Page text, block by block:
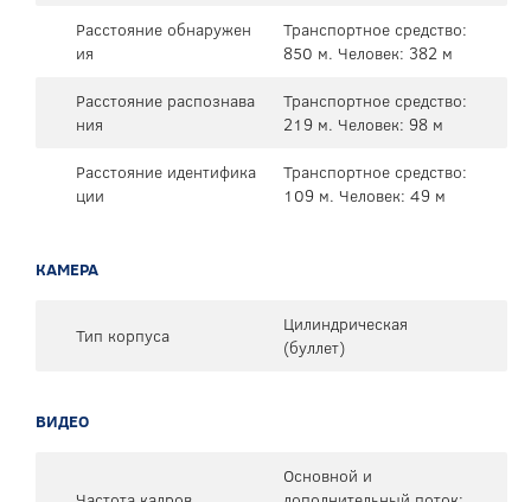
Расстояние обнаружен
ия
Транспортное средство:
850 м. Человек: 382 м
Расстояние распознава
ния
Транспортное средство:
219 м. Человек: 98 м
Расстояние идентифика
ции
Транспортное средство:
109 м. Человек: 49 м
КАМЕРА
Тип корпуса
Цилиндрическая
(буллет)
ВИДЕО
Основной и